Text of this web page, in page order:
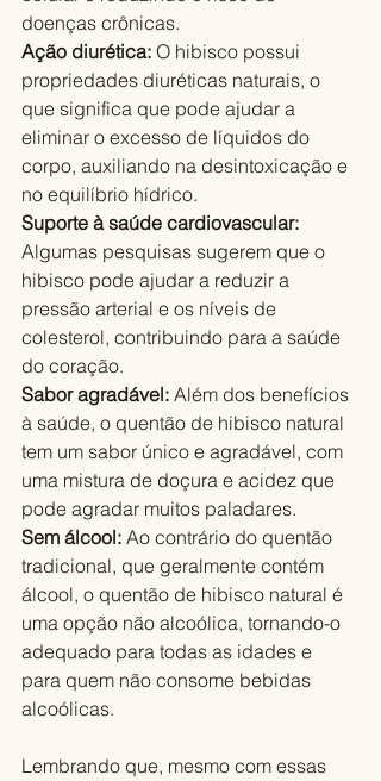
doenças crônicas.
Ação diurética: O hibisco possui
propriedades diuréticas naturais, o
que significa que pode ajudar a
eliminar o excesso de líquidos do
corpo, auxiliando na desintoxicação e
no equilíbrio hídrico.
Suporte à saúde cardiovascular:
Algumas pesquisas sugerem que o
hibisco pode ajudar a reduzir a
pressão arterial e os níveis de
colesterol, contribuindo para a saúde
do coração.
Sabor agradável: Além dos benefícios
à saúde, o quentão de hibisco natural
tem um sabor único e agradável, com
uma mistura de doçura e acidez que
pode agradar muitos paladares.
Sem álcool: Ao contrário do quentão
tradicional, que geralmente contém
álcool, o quentão de hibisco natural é
uma opção não alcoólica, tornando-o
adequado para todas as idades e
para quem não consome bebidas
alcoólicas.
Lembrando que, mesmo com essas